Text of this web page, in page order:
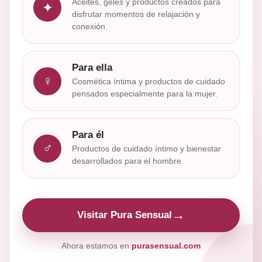
✦
disfrutar momentos de relajación y
conexión.
♀
Para ella
Cosmética íntima y productos de cuidado
pensados especialmente para la mujer.
♂
Para él
Productos de cuidado íntimo y bienestar
desarrollados para el hombre.
Visitar Pura Sensual →
Ahora estamos en purasensual.com